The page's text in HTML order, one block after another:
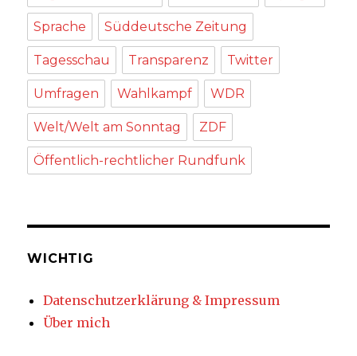
Sprache Süddeutsche Zeitung
Tagesschau Transparenz Twitter
Umfragen Wahlkampf WDR
Welt/Welt am Sonntag ZDF
Öffentlich-rechtlicher Rundfunk
WICHTIG
Datenschutzerklärung & Impressum
Über mich